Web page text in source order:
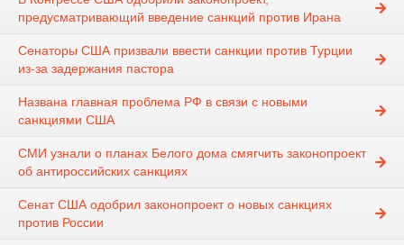
предусматривающий введение санкций против Ирана
Сенаторы США призвали ввести санкции против Турции
из-за задержания пастора
Названа главная проблема РФ в связи с новыми
санкциями США
СМИ узнали о планах Белого дома смягчить законопроект
об антироссийских санкциях
Сенат США одобрил законопроект о новых санкциях
против России